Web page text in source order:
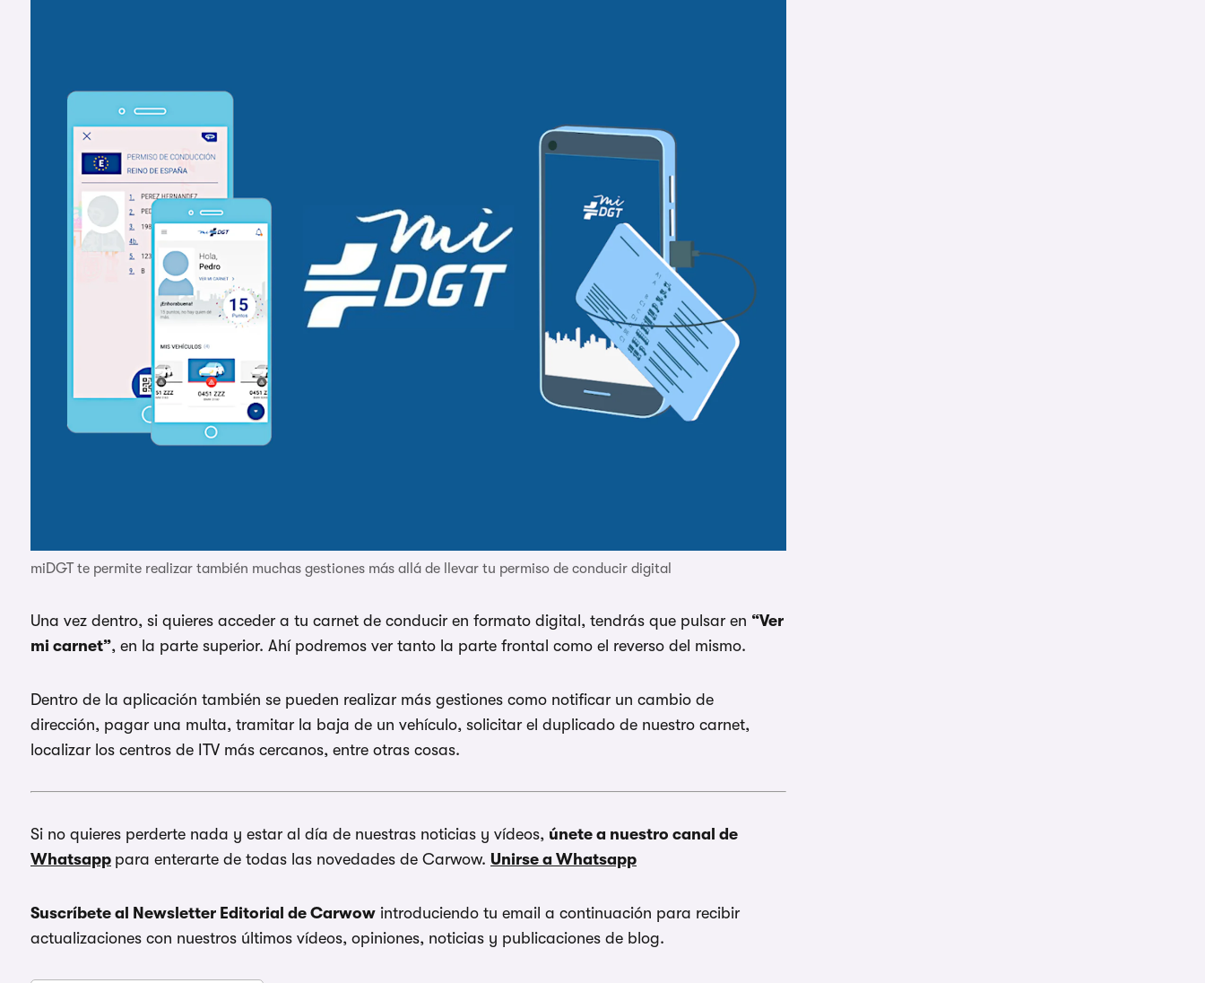
miDGT te permite realizar también muchas gestiones más allá de llevar tu permiso de conducir digital
Una vez dentro, si quieres acceder a tu carnet de conducir en formato digital, tendrás que pulsar en “Ver
mi carnet”, en la parte superior. Ahí podremos ver tanto la parte frontal como el reverso del mismo.
Dentro de la aplicación también se pueden realizar más gestiones como notificar un cambio de
dirección, pagar una multa, tramitar la baja de un vehículo, solicitar el duplicado de nuestro carnet,
localizar los centros de ITV más cercanos, entre otras cosas.
Si no quieres perderte nada y estar al día de nuestras noticias y vídeos, únete a nuestro canal de
Whatsapp para enterarte de todas las novedades de Carwow. Unirse a Whatsapp
Suscríbete al Newsletter Editorial de Carwow introduciendo tu email a continuación para recibir
actualizaciones con nuestros últimos vídeos, opiniones, noticias y publicaciones de blog.